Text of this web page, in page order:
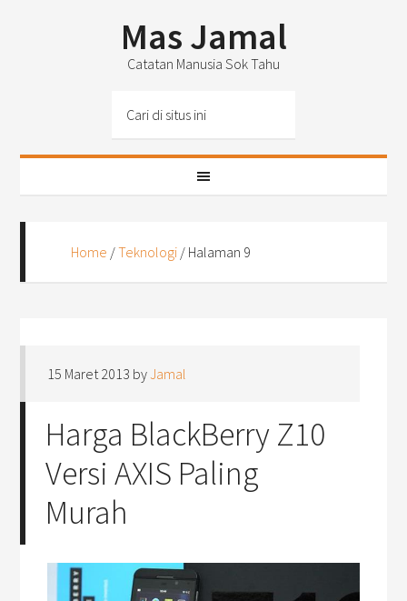
Mas Jamal
Catatan Manusia Sok Tahu
Home /Teknologi / Halaman 9
15 Maret 2013 byJamal
Harga BlackBerry Z10
Versi AXIS Paling
Murah